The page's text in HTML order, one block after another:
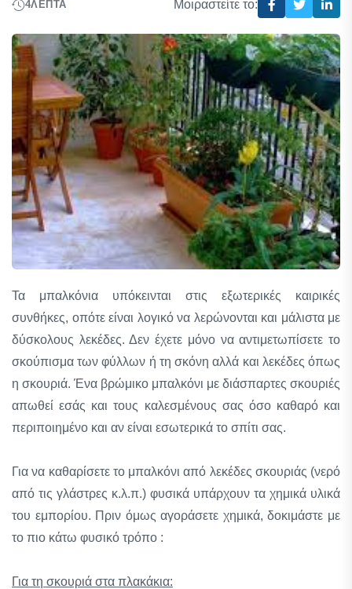
4ΛΕΠΤΆ Μοιραστείτε το:
Τα μπαλκόνια υπόκεινται στις εξωτερικές καιρικές
συνθήκες, οπότε είναι λογικό να λερώνονται και μάλιστα με
δύσκολους λεκέδες. Δεν έχετε μόνο να αντιμετωπίσετε το
σκούπισμα των φύλλων ή τη σκόνη αλλά και λεκέδες όπως
η σκουριά. Ένα βρώμικο μπαλκόνι με διάσπαρτες σκουριές
απωθεί εσάς και τους καλεσμένους σας όσο καθαρό και
περιποιημένο και αν είναι εσωτερικά το σπίτι σας.
Για να καθαρίσετε το μπαλκόνι από λεκέδες σκουριάς (νερό
από τις γλάστρες κ.λ.π.) φυσικά υπάρχουν τα χημικά υλικά
του εμπορίου. Πριν όμως αγοράσετε χημικά, δοκιμάστε με
το πιο κάτω φυσικό τρόπο :
Για τη σκουριά στα πλακάκια: